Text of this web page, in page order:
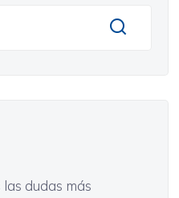
dudas más